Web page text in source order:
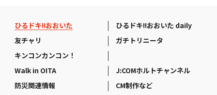
ひるドキ!!おおいた
ひるドキ!!おおいた daily
友チャリ
ガチトリニータ
キンコンカンコン！
Walk in OITA
J:COMホルトチャンネル
防災関連情報
CM制作など